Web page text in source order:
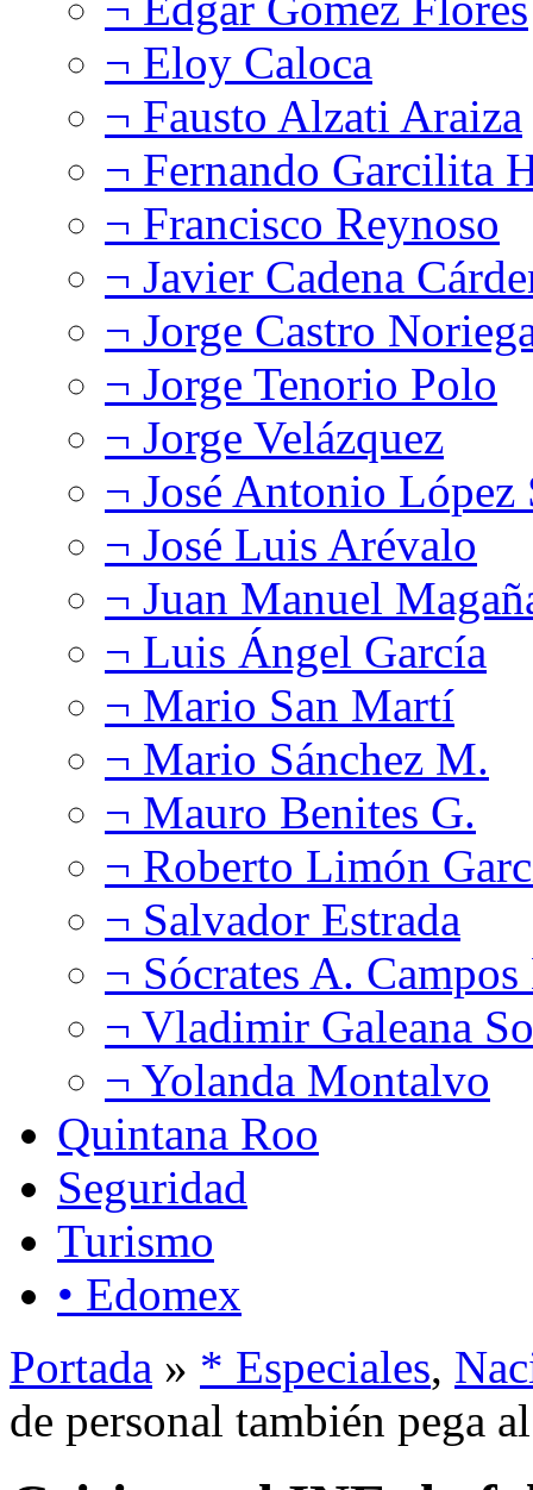
¬ Eloy Caloca
¬ Fausto Alzati Araiza
¬ Fernando Garcilita
¬ Francisco Reynoso
¬ Javier Cadena
¬ Jorge Castro
¬ Jorge Tenorio Polo
¬ Jorge Velázquez
¬ José Antonio López
¬ José Luis Arévalo
¬ Juan Manuel
¬ Luis Ángel García
¬ Mario San Martí
¬ Mario Sánchez M.
¬ Mauro Benites G.
¬ Roberto Limón
¬ Salvador Estrada
¬ Sócrates A.
¬ Vladimir Galeana
¬ Yolanda Montalvo
Quintana Roo
Seguridad
Turismo
• Edomex
Portada » * Especiales,
de personal también pega